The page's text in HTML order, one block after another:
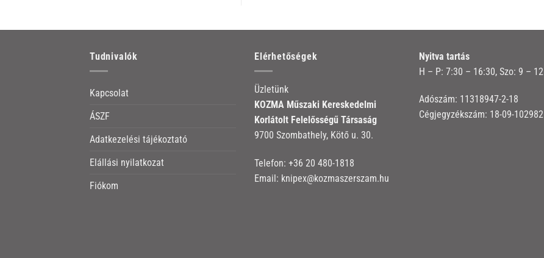
Tudnivalók
Kapcsolat
ÁSZF
Adatkezelési tájékoztató
Elállási nyilatkozat
Fiókom
Elérhetőségek
Üzletünk
KOZMA Műszaki Kereskedelmi
Korlátolt Felelősségű Társaság
9700 Szombathely, Kötő u. 30.
Telefon: +36 20 480-1818
Email: knipex@kozmaszerszam.hu
Nyitva tartás
H – P: 7:30 – 16:30, Szo: 9 – 12
Adószám: 11318947-2-18
Cégjegyzékszám: 18-09-102982